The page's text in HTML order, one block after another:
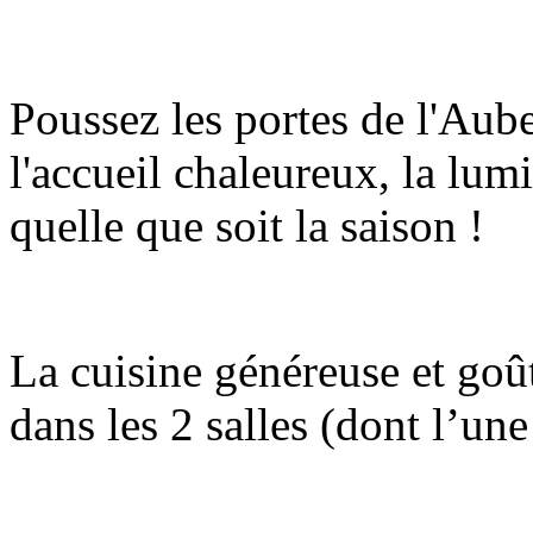
Poussez les portes de
l'accueil chaleureux, la
quelle que soit la saison !
La cuisine généreuse et
dans les 2 salles (dont